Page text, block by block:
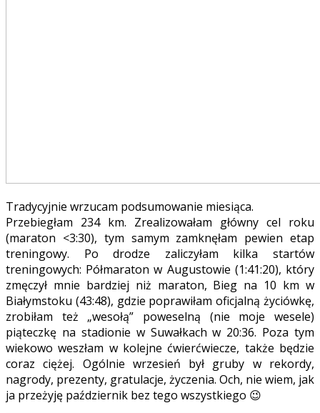
Tradycyjnie wrzucam podsumowanie miesiąca.
Przebiegłam 234 km. Zrealizowałam główny cel roku
(maraton <3:30), tym samym zamknęłam pewien etap
treningowy. Po drodze zaliczyłam kilka startów
treningowych: Półmaraton w Augustowie (1:41:20), który
zmęczył mnie bardziej niż maraton, Bieg na 10 km w
Białymstoku (43:48), gdzie poprawiłam oficjalną życiówkę,
zrobiłam też „wesołą” poweselną (nie moje wesele)
piąteczkę na stadionie w Suwałkach w 20:36. Poza tym
wiekowo weszłam w kolejne ćwierćwiecze, także będzie
coraz ciężej. Ogólnie wrzesień był gruby w rekordy,
nagrody, prezenty, gratulacje, życzenia. Och, nie wiem, jak
ja przeżyję październik bez tego wszystkiego 😉